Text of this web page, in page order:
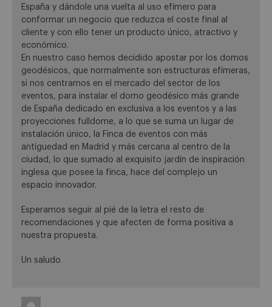
España y dándole una vuelta al uso efímero para
conformar un negocio que reduzca el coste final al
cliente y con ello tener un producto único, atractivo y
económico.
En nuestro caso hemos decidido apostar por los domos
geodésicos, que normalmente son estructuras efímeras,
si nos centramos en el mercado del sector de los
eventos, para instalar el domo geodésico más grande
de España dedicado en exclusiva a los eventos y a las
proyecciones fulldome, a lo que se suma un lugar de
instalación único, la Finca de eventos con más
antiguedad en Madrid y más cercana al centro de la
ciudad, lo que sumado al exquisito jardín de inspiración
inglesa que posee la finca, hace del complejo un
espacio innovador.
Esperamos seguir al pié de la letra el resto de
recomendaciones y que afecten de forma positiva a
nuestra propuesta.
Un saludo